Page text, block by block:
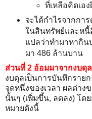
ที่เหลือคิดเอ
จะได้กำไรจากกา
ในสินทรัพย์และหนี้
แปลว่าทำมาหากิน
มา 486 ล้านบาน
ส่วนที่ 2 อ้อมมาจากงบดุล
งบดุลเป็นการบันทึกราย
จุดหนึ่งของเวลา ผลต่าง
นั้นๆ (เพิ่มขึ้น, ลดลง) โด
หมายดังนี้